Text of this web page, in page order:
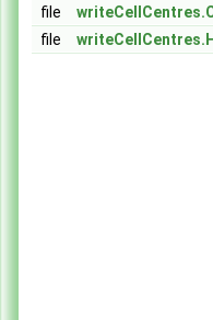
file
file